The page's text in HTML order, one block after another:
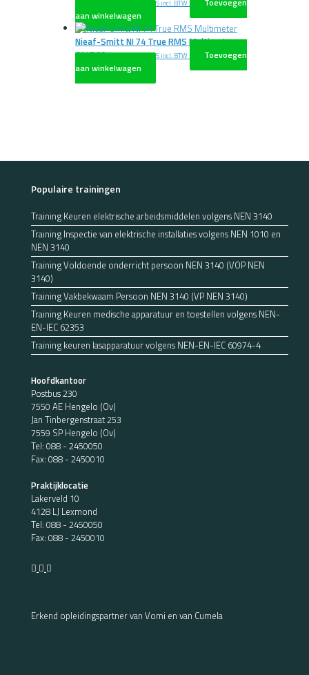
excl. BTW€937,75 incl. BTW
aan winkelwagen
Nieaf-Smitt NI 74 True RMS Multimeter
€145,00 excl. BTW€175,45 incl. BTW
Toevoegen
aan winkelwagen
Populaire trainingen
Training Keuren elektrische arbeidsmiddelen volgens NEN 3140
Training Inspectie van elektrische installaties volgens NEN 1010 en
NEN 3140
Training Voldoende onderricht persoon NEN 3140 (VOP NEN
3140)
Training Vakbekwaam Persoon NEN 3140 (VP NEN 3140)
Training Keuren medische apparatuur en toestellen volgens NEN-
EN-IEC 62353
Training keuren lasapparatuur volgens NEN-EN-IEC 60974-4
Hoofdkantoor
Postbus 230
7550 AE Hengelo (Ov)
Jan Tinbergenstraat 253
7559 SP Hengelo (Ov)
Tel: 088 - 2450050
Fax: 088 - 2450010
Praktijklocatie
Lakerveld 10
4128 LJ Lexmond
Tel: 088 - 2450050
Fax: 088 - 2450010
Erkend opleidingspartner van Vomi en van Cumela